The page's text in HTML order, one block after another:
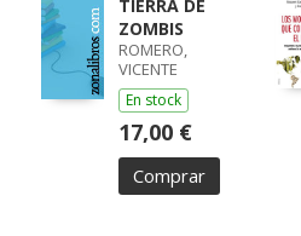
TIERRA DE
ZOMBIS
ROMERO,
VICENTE
En stock
17,00 €
Comprar